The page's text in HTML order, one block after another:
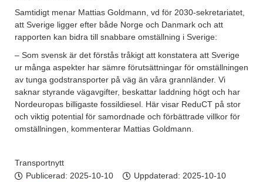
Samtidigt menar Mattias Goldmann, vd för 2030-sekretariatet,
att Sverige ligger efter både Norge och Danmark och att
rapporten kan bidra till snabbare omställning i Sverige:
– Som svensk är det förstås tråkigt att konstatera att Sverige
ur många aspekter har sämre förutsättningar för omställningen
av tunga godstransporter på väg än våra grannländer. Vi
saknar styrande vägavgifter, beskattar laddning högt och har
Nordeuropas billigaste fossildiesel. Här visar ReduCT på stor
och viktig potential för samordnade och förbättrade villkor för
omställningen, kommenterar Mattias Goldmann.
Transportnytt
Publicerad: 2025-10-10 Uppdaterad: 2025-10-10